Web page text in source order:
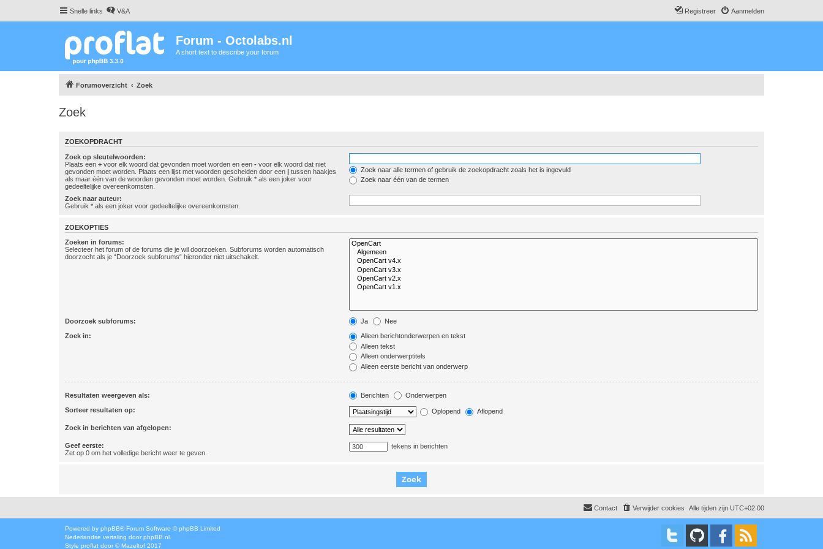
Snelle links V&A Aanmelden
Registreer
Forum - Octolabs.nl
A short text to describe your forum
Forumoverzicht Zoek
Zoek
ZOEKOPDRACHT
Zoek op sleutelwoorden:
Plaats een + voor elk woord dat gevonden moet worden en een - voor elk woord dat niet
gevonden moet worden. Plaats een lijst met woorden gescheiden door een | tussen haakjes
als maar één van de woorden gevonden moet worden. Gebruik * als een joker voor
gedeeltelijke overeenkomsten.
Zoek naar alle termen of gebruik de zoekopdracht zoals het is ingevuld
Zoek naar één van de termen
Zoek naar auteur:
Gebruik * als een joker voor gedeeltelijke overeenkomsten.
ZOEKOPTIES
Zoeken in forums:
Selecteer het forum of de forums die je wil doorzoeken. Subforums worden automatisch
doorzocht als je “Doorzoek subforums“ hieronder niet uitschakelt.
Doorzoek subforums: Ja Nee
Zoek in:
Alleen berichtonderwerpen en tekst
Alleen tekst
Alleen onderwerptitels
Alleen eerste bericht van onderwerp
Resultaten weergeven als: Berichten Onderwerpen
Sorteer resultaten op: Oplopend Aflopend
Zoek in berichten van afgelopen:
Geef eerste:
Zet op 0 om het volledige bericht weer te geven.
tekens in berichten
Alle tijden zijn UTC+02:00
Verwijder cookies
Contact
Powered by phpBB® Forum Software © phpBB Limited
Nederlandse vertaling door phpBB.nl
Style proflat door ©Mazeltof 2017